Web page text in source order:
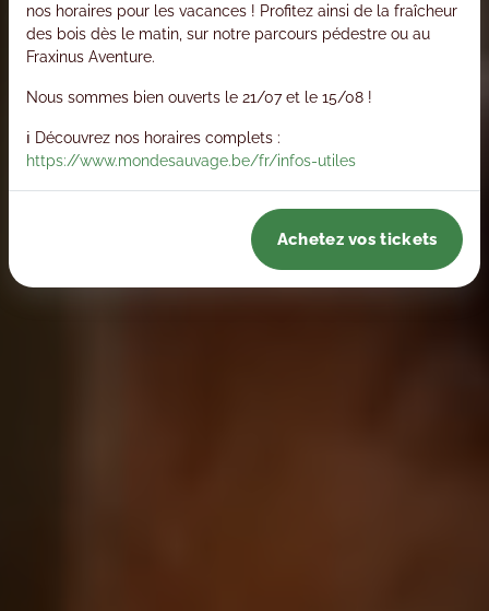
nos horaires pour les vacances ! Profitez ainsi de la fraîcheur
des bois dès le matin, sur notre parcours pédestre ou au
Fraxinus Aventure.
Nous sommes bien ouverts le 21/07 et le 15/08 !
ℹ️ Découvrez nos horaires complets :
https://www.mondesauvage.be/fr/infos-utiles
Achetez vos tickets